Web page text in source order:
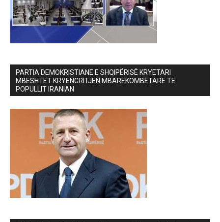
PARTIA DEMOKRISTIANE E SHQIPËRISË KRYETARI
MBËSHTET KRYENGRITJEN MBARËKOMBËTARE TË
POPULLIT IRANIAN